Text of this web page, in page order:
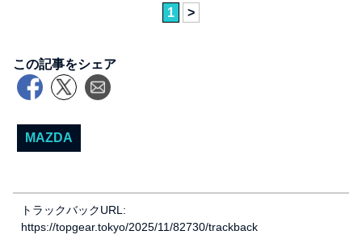
1 >
この記事をシェア
MAZDA
トラックバックURL:
https://topgear.tokyo/2025/11/82730/trackback